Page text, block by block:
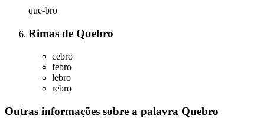
que-bro
Rimas de Quebro
cebro
febro
lebro
rebro
Outras informações sobre a palavra Quebro